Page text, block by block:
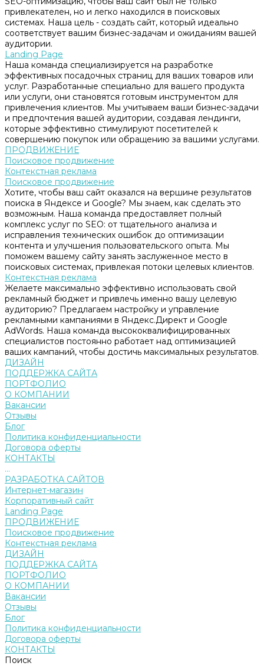
привлекателен, но и легко находился в поисковых
системах. Наша цель - создать сайт, который идеально
соответствует вашим бизнес-задачам и ожиданиям вашей
аудитории.
Landing Page
Наша команда специализируется на разработке
эффективных посадочных страниц для ваших товаров или
услуг. Разработанные специально для вашего продукта
или услуги, они становятся готовым инструментом для
привлечения клиентов. Мы учитываем ваши бизнес-задачи
и предпочтения вашей аудитории, создавая лендинги,
которые эффективно стимулируют посетителей к
совершению покупок или обращению за вашими услугами.
ПРОДВИЖЕНИЕ
Поисковое продвижение
Контекстная реклама
Поисковое продвижение
Хотите, чтобы ваш сайт оказался на вершине результатов
поиска в Яндексе и Google? Мы знаем, как сделать это
возможным. Наша команда предоставляет полный
комплекс услуг по SEO: от тщательного анализа и
исправления технических ошибок до оптимизации
контента и улучшения пользовательского опыта. Мы
поможем вашему сайту занять заслуженное место в
поисковых системах, привлекая потоки целевых клиентов.
Контекстная реклама
Желаете максимально эффективно использовать свой
рекламный бюджет и привлечь именно вашу целевую
аудиторию? Предлагаем настройку и управление
рекламными кампаниями в Яндекс.Директ и Google
AdWords. Наша команда высококвалифицированных
специалистов постоянно работает над оптимизацией
ваших кампаний, чтобы достичь максимальных результатов.
ДИЗАЙН
ПОДДЕРЖКА САЙТА
ПОРТФОЛИО
О КОМПАНИИ
Вакансии
Отзывы
Блог
Политика конфиденциальности
Договора оферты
КОНТАКТЫ
...
РАЗРАБОТКА САЙТОВ
Интернет-магазин
Корпоративный сайт
Landing Page
ПРОДВИЖЕНИЕ
Поисковое продвижение
Контекстная реклама
ДИЗАЙН
ПОДДЕРЖКА САЙТА
ПОРТФОЛИО
О КОМПАНИИ
Вакансии
Отзывы
Блог
Политика конфиденциальности
Договора оферты
КОНТАКТЫ
Поиск